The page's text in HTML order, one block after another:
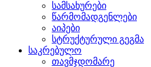
სამსახურები
წარმომადგენლები
აიპები
სტრუქტურული გეგმა
საკრებულო
თავმჯდომარე